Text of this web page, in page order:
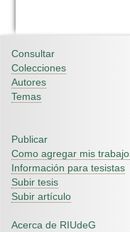
Consultar
Colecciones
Autores
Temas
Publicar
Como agregar mis
Información para tesistas
Subir tesis
Subir artículo
Acerca de RIUdeG